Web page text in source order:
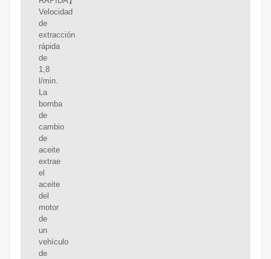
Velocidad
de
extracción
rápida
de
1,8
l/min.
La
bomba
de
cambio
de
aceite
extrae
el
aceite
del
motor
de
un
vehículo
de